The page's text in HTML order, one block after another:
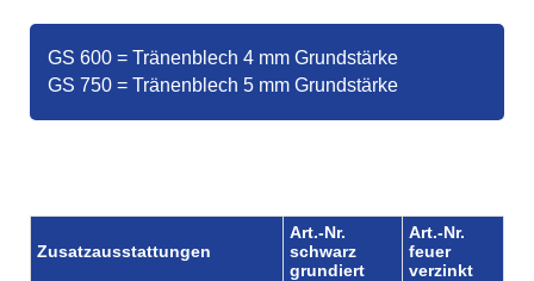
GS 600 = Tränenblech 4 mm Grundstärke
GS 750 = Tränenblech 5 mm Grundstärke
Zusatzausstattungen
Art.-Nr.
schwarz
grundiert
Art.-Nr.
feuer
verzinkt